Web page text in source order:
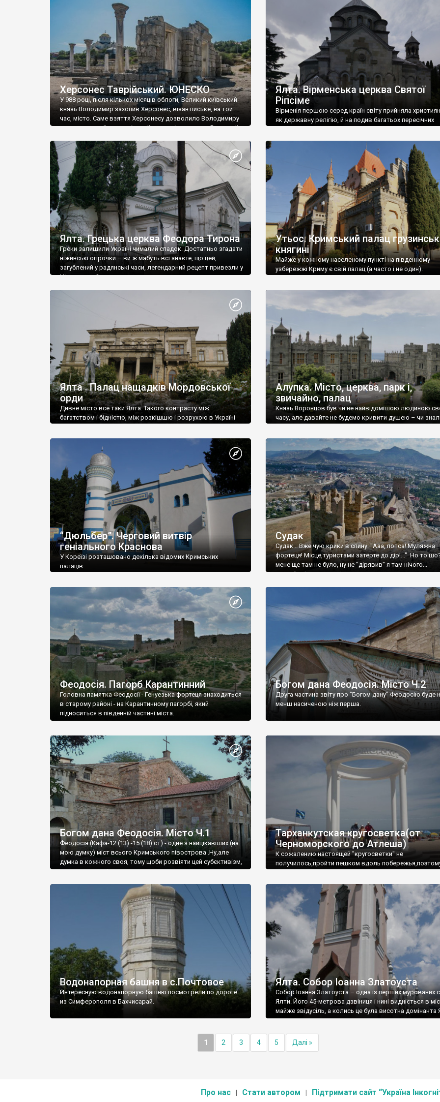
візантійської доби. Раритети викрадені з фондів об’єкту
культурної спадщини ЮНЕСКО «Херсонеса Таврійського».
Офіційно – на виставку «Золото Візантії», але експерти та
влада в Україні вважають це лише […]
називаються «повстяками» (postaki)…” “Вино. Крим
виробляє відмінне вино і його вдосталь: воно все
легке біле і дуже […]
Херсонес Таврійський. ЮНЕСКО
У 988 році, після кількох місяців облоги, Великий київський
князь Володимир захопив Херсонес, візантійське, на той
час, місто. Саме взяття Херсонесу дозволило Володимиру
диктувати свої умови візантійському імператору Василю ІІ,
Херсонесі Володимир-язичник, став Василем-
християнином. А потім було Хрещення Русі. На честь
Херсонесу Таврійського названо місто […]
Ялта. Вірменська церква Святої
Ріпсіме
Вірменія першою серед країн світу прийняла
як державну релігію, й на подив багатьох пересічних
Ялта. Грецька церква Феодора Тирона
Греки залишили Україні чималий спадок. Достатньо згадати
ніжинські огірочки – ви ж мабуть всі знаєте, що цей,
загублений у радянські часи, легендарний рецепт привезли у
Ніжин греки?
Утьос. Кримський палац
княгині
Майже у кожному населеному пункті на південному
узбережжі Криму є свій палац (а часто і не один).
Ялта . Палац нащадків Мордовської
орди
Дивне місто все таки Ялта. Такого контрасту між
багатством і бідністю, між розкішшю і розрухою в Україні
Алупка. Місто, церква, парк і,
звичайно, палац
Князь Воронцов був чи не найвідомішою людиною
часу, але давайте не будемо кривити душею – чи
“Дюльбер”. Черговий витвір
геніального Краснова
У Кореїзі розташовано декілька відомих Кримських
палаців.
Судак
Судак... Вже чую крики в спину: "Ааа, попса! Муляжна
фортеця! Місце,туристами затерте до дір!..." Но то
мене ще там не було, ну не "дірявив" я там нічого...
принаймні до цього літа.
Феодосія. Пагорб Карантинний
Головна памятка Феодосії - Генуезька фортеця знаходиться
в старому районі - на Карантинному пагорбі, який
підноситься в південній частині міста.
Богом дана Феодосія. Місто Ч.2
Друга частина звіту про "Богом дану" Феодосію буде
менш насиченою ніж перша.
Богом дана Феодосія. Місто Ч.1
Феодосія (Кафа-12 (13) -15 (18) ст) - одне з найцікавіших (на
мою думку) міст всього Кримського півострова .Ну,але
думка в кожного своя, тому щоби розвіяти цей субєктивізм,
запрошую відвідати це
Тарханкутская кругосветка(от
Черноморского до Атлеша)
К сожалению настоящей "кругосветки" не
получилось,пройти пешком вдоль
Водонапорная башня в с.Почтовое
Интересную водонапорную башню посмотрели по дороге
из Симферополя в Бахчисарай.
Ялта. Собор Іоанна Златоуста
Собор Іоанна Златоуста – одна із перших мурованих
Ялти. Його 45-метрова дзвіниця і нині видніється в
майже звідусіль, а колись це була висотна домінанта
1 2 3 4 5 Далі »
Про нас Стати автором Підтримати сайт “Україна